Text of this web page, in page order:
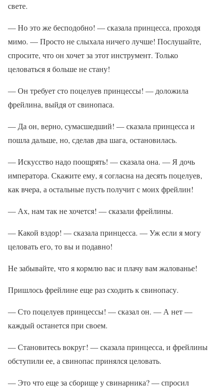
свете.
— Но это же бесподобно! — сказала принцесса, проходя
мимо. — Просто не слыхала ничего лучше! Послушайте,
спросите, что он хочет за этот инструмент. Только
целоваться я больше не стану!
— Он требует сто поцелуев принцессы! — доложила
фрейлина, выйдя от свинопаса.
— Да он, верно, сумасшедший! — сказала принцесса и
пошла дальше, но, сделав два шага, остановилась.
— Искусство надо поощрять! — сказала она. — Я дочь
императора. Скажите ему, я согласна на десять поцелуев,
как вчера, а остальные пусть получит с моих фрейлин!
— Ах, нам так не хочется! — сказали фрейлины.
— Какой вздор! — сказала принцесса. — Уж если я могу
целовать его, то вы и подавно!
Не забывайте, что я кормлю вас и плачу вам жалованье!
Пришлось фрейлине еще раз сходить к свинопасу.
— Сто поцелуев принцессы! — сказал он. — А нет —
каждый останется при своем.
— Становитесь вокруг! — сказала принцесса, и фрейлины
обступили ее, а свинопас принялся целовать.
— Это что еще за сборище у свинарника? — спросил